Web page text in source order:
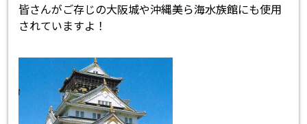
皆さんがご存じの大阪城や沖縄美ら海水族館にも使用
されていますよ！